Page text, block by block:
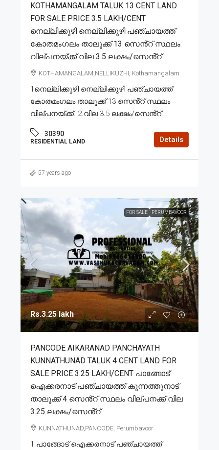
KOTHAMANGALAM TALUK 13 CENT LAND
FOR SALE PRICE 3.5 LAKH/CENT
നെല്ലിക്കുഴി നെല്ലിക്കുഴി പഞ്ചായത്ത്
കോതമംഗലം താലൂക്ക് 13 സെൻ്റ് സ്ഥലം
വില്പനയ്ക്ക് വില 3.5 ലക്ഷം/സെൻ്റ്
KOTHAMANGALAM,NELLIKUZHI, Kothamangalam
1നെല്ലിക്കുഴി നെല്ലിക്കുഴി പഞ്ചായത്ത്
കോതമംഗലം താലൂക്ക് 13 സെൻ്റ് സ്ഥലം
വില്പനയ്ക്ക്. 2.വില 3.5 ലക്ഷം/സെൻ്റ്....
30390
RESIDENTIAL LAND Details
57 years ago
FOR SALE PERUMBAVOOR
Rs.3.25 lakh
PANCODE AIKARANAD PANCHAYATH
KUNNATHUNAD TALUK 4 CENT LAND FOR
SALE PRICE 3.25 LAKH/CENT പാങ്ങോട്
ഐക്കരനാട് പഞ്ചായത്ത് കുന്നത്തുനാട്
താലൂക്ക് 4 സെൻ്റ് സ്ഥലം വില്പനക്ക് വില
3.25 ലക്ഷം/സെൻ്റ്
KUNNATHUNAD,PANCODE, Perumbavoor
1.പാങ്ങോട് ഐക്കരനാട് പഞ്ചായത്ത്